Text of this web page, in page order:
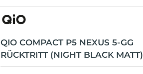
QIO COMPACT P5 NEXUS 5-GG
RÜCKTRITT (NIGHT BLACK MATT)